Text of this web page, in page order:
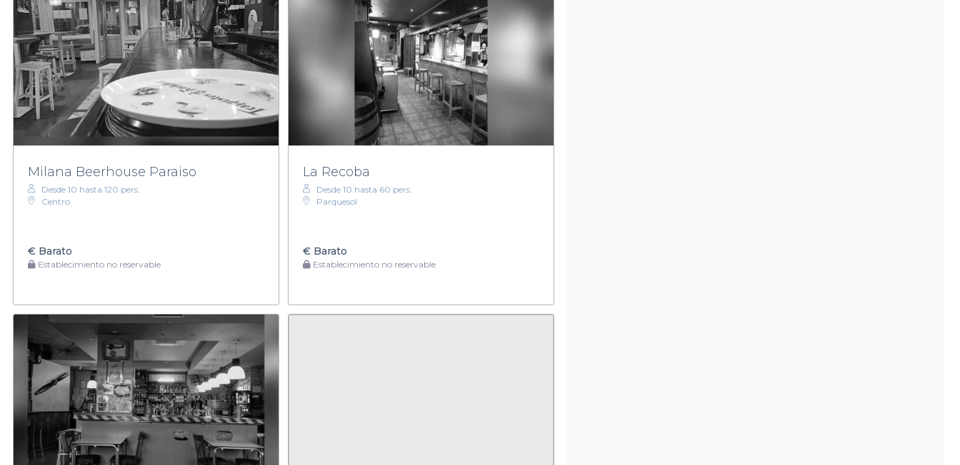
Milana Beerhouse Paraiso
Desde 10 hasta 120 pers.
Centro
€ Barato
Establecimiento no reservable
La Recoba
Desde 10 hasta 60 pers.
Parquesol
€Barato
Establecimiento no reservable